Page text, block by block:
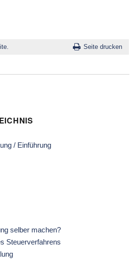
Seite drucken
/ Einführung
selber machen?
Steuerverfahrens